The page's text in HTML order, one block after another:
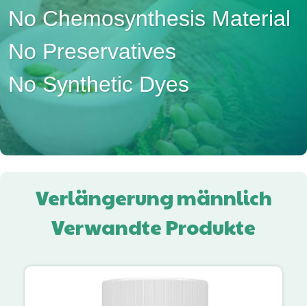
No Chemosynthesis Material
No Preservatives
No Synthetic Dyes
Verlängerung männlich
Verwandte Produkte